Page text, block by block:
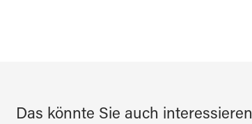
Das könnte Sie auch interessieren